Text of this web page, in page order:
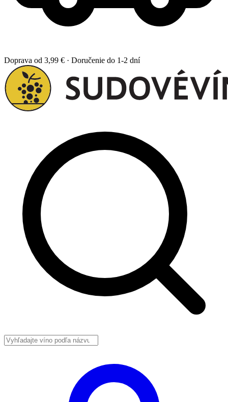
Doprava od 3,99 € · Doručenie do 1-2 dní